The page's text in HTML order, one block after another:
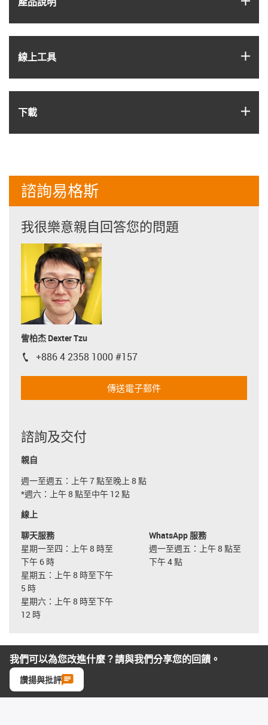
線上工具
下載
諮詢易格斯
我很樂意親自回答您的問題
訾柏杰 Dexter Tzu
igus-icon-phone
+886 4 2358 1000 #157
傳送電子郵件
諮詢及交付
親自
週一至週五：上午 7 點至晚上 8 點
*週六：上午 8 點至中午 12 點
線上
聊天服務
星期一至四：上午 8 時至
下午 6 時
星期五：上午 8 時至下午
5 時
星期六：上午 8 時至下午
12 時
WhatsApp 服務
週一至週五：上午 8 點至
下午 4 點
我們可以為您改進什麼？請與我們分享您的回饋。
讚揚與批評